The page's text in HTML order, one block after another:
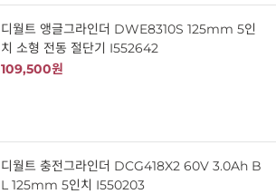
디월트 앵글그라인더 DWE8310S 125mm 5인
치 소형 전동 절단기 I552642
109,500원
디월트 충전그라인더 DCG418X2 60V 3.0Ah B
L 125mm 5인치 I550203